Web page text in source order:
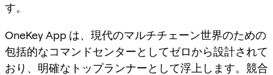
す。
OneKey App は、現代のマルチチェーン世界のための
包括的なコマンドセンターとしてゼロから設計されて
おり、明確なトップランナーとして浮上します。競合